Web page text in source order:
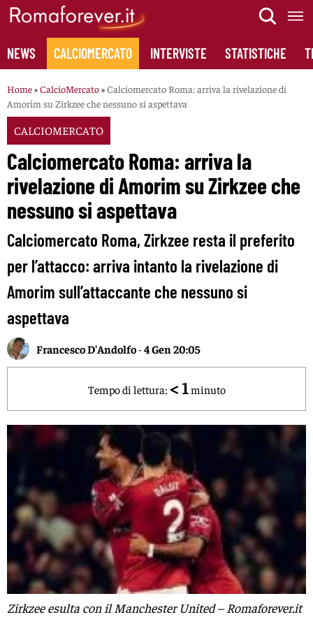
Skip
content
NEWS CALCIOMERCATO INTERVISTE STATISTICHE
Home»CalcioMercato»Calciomercato Roma: arriva la rivelazione di
Amorim su Zirkzee che nessuno si aspettava
CALCIOMERCATO
Calciomercato Roma: arriva la
rivelazione di Amorim su Zirkzee che
nessuno si aspettava
Calciomercato Roma, Zirkzee resta il preferito
per l’attacco: arriva intanto la rivelazione di
Amorim sull’attaccante che nessuno si
aspettava
Francesco D'Andolfo-4 Gen 20:05
Tempo di lettura: < 1 minuto
Zirkzee esulta con il Manchester United – Romaforever.it